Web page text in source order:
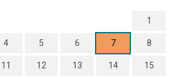
1
4 5 6 7 8
11 12 13 14 15